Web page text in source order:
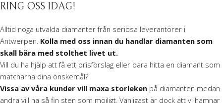
RING OSS IDAG!
Alltid noga utvalda diamanter från seriösa leverantörer i
Antwerpen. Kolla med oss innan du handlar diamanten som
skall bära med stolthet livet ut.
Vill du ha hjälp att få ett prisförslag eller bara hitta en diamant som
matcharna dina önskemål?
Vissa av våra kunder vill maxa storleken på diamanten medan
andra vill ha så fin sten som möjligt. Vanligast är dock att vi hamnar